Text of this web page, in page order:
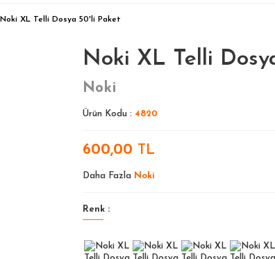
Noki XL Telli Dosya 50'li Paket
Noki XL Telli
Noki
Ürün Kodu : 4820
600,00 TL
Daha Fazla Noki
Renk :